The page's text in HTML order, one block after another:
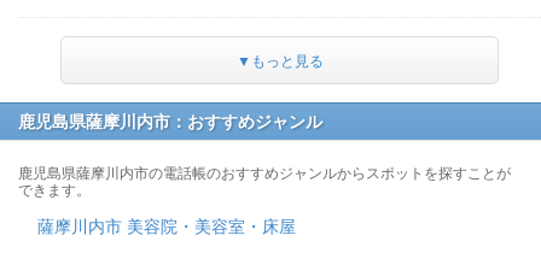
▼もっと見る
鹿児島県薩摩川内市：おすすめジャンル
鹿児島県薩摩川内市の電話帳のおすすめジャンルからスポットを探すことが
できます。
薩摩川内市 美容院・美容室・床屋